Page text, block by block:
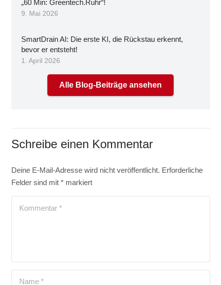
„60 Min: Greentech.Ruhr“!
9. Mai 2026
Smart­Drain AI: Die ers­te KI, die Rück­stau erkennt,
bevor er ent­steht!
1. April 2026
Alle Blog-Beiträge ansehen
Schreibe einen Kommentar
Deine E-Mail-Adresse wird nicht veröffentlicht. Erforderliche
Felder sind mit *markiert